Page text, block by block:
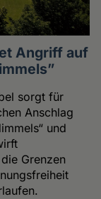
Angriff auf
sorgt für
Anschlag
und
Grenzen